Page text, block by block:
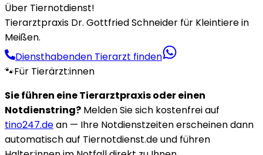
Über Tiernotdienst!
Tierarztpraxis Dr. Gottfried Schneider für Kleintiere in
Meißen.
Diensthabenden Tierarzt finden
🐾Für Tierärzt:innen
Sie führen eine Tierarztpraxis oder einen
Notdienstring? Melden Sie sich kostenfrei auf
tino247.dean — Ihre Notdienstzeiten erscheinen dann
automatisch auf Tiernotdienst.de und führen